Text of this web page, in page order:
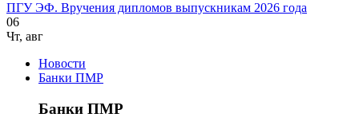
ПГУ ЭФ. Вручения дипломов выпускникам 2026 года
06
Чт, авг
Новости
Банки ПМР
Банки ПМР